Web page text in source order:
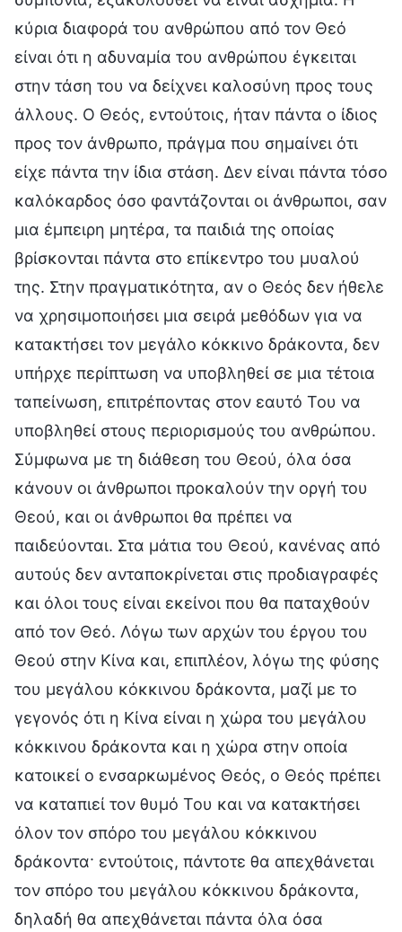
κύρια διαφορά του ανθρώπου από τον Θεό
είναι ότι η αδυναμία του ανθρώπου έγκειται
στην τάση του να δείχνει καλοσύνη προς τους
άλλους. Ο Θεός, εντούτοις, ήταν πάντα ο ίδιος
προς τον άνθρωπο, πράγμα που σημαίνει ότι
είχε πάντα την ίδια στάση. Δεν είναι πάντα τόσο
καλόκαρδος όσο φαντάζονται οι άνθρωποι, σαν
μια έμπειρη μητέρα, τα παιδιά της οποίας
βρίσκονται πάντα στο επίκεντρο του μυαλού
της. Στην πραγματικότητα, αν ο Θεός δεν ήθελε
να χρησιμοποιήσει μια σειρά μεθόδων για να
κατακτήσει τον μεγάλο κόκκινο δράκοντα, δεν
υπήρχε περίπτωση να υποβληθεί σε μια τέτοια
ταπείνωση, επιτρέποντας στον εαυτό Του να
υποβληθεί στους περιορισμούς του ανθρώπου.
Σύμφωνα με τη διάθεση του Θεού, όλα όσα
κάνουν οι άνθρωποι προκαλούν την οργή του
Θεού, και οι άνθρωποι θα πρέπει να
παιδεύονται. Στα μάτια του Θεού, κανένας από
αυτούς δεν ανταποκρίνεται στις προδιαγραφές
και όλοι τους είναι εκείνοι που θα παταχθούν
από τον Θεό. Λόγω των αρχών του έργου του
Θεού στην Κίνα και, επιπλέον, λόγω της φύσης
του μεγάλου κόκκινου δράκοντα, μαζί με το
γεγονός ότι η Κίνα είναι η χώρα του μεγάλου
κόκκινου δράκοντα και η χώρα στην οποία
κατοικεί ο ενσαρκωμένος Θεός, ο Θεός πρέπει
να καταπιεί τον θυμό Του και να κατακτήσει
όλον τον σπόρο του μεγάλου κόκκινου
δράκοντα· εντούτοις, πάντοτε θα απεχθάνεται
τον σπόρο του μεγάλου κόκκινου δράκοντα,
δηλαδή θα απεχθάνεται πάντα όλα όσα